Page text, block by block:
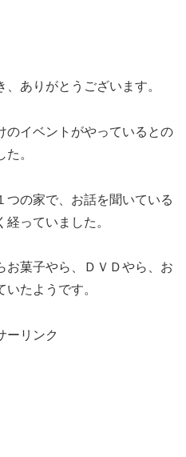
ありがとうございます。
のイベントがやっているとの
。
つの家で、お話を聞いている
っていました。
お菓子やら、ＤＶＤやら、お
たようです。
ーリンク